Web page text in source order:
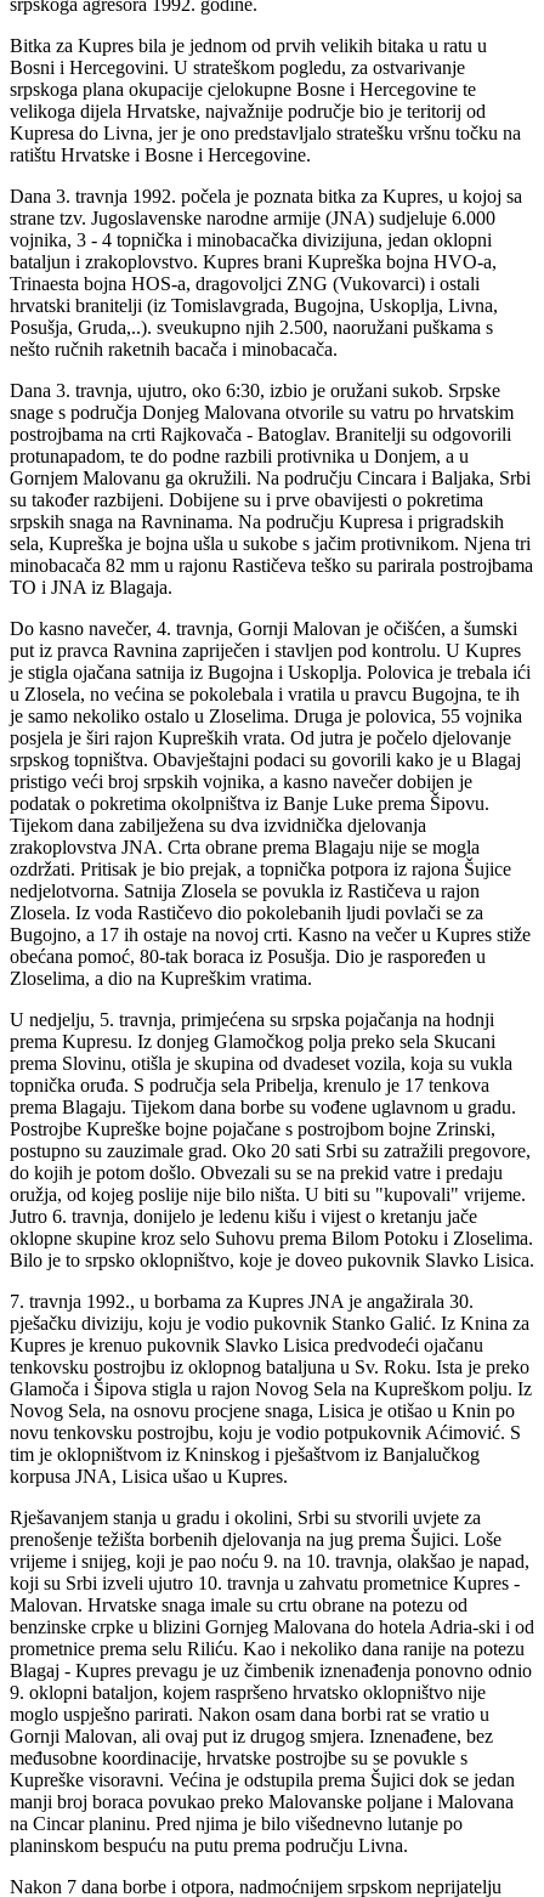
Bitka za Kupres bila je jednom od prvih velikih bitaka u ratu u
Bosni i Hercegovini. U strateškom pogledu, za ostvarivanje
srpskoga plana okupacije cjelokupne Bosne i Hercegovine te
velikoga dijela Hrvatske, najvažnije područje bio je teritorij od
Kupresa do Livna, jer je ono predstavljalo stratešku vršnu točku na
ratištu Hrvatske i Bosne i Hercegovine.
Dana 3. travnja 1992. počela je poznata bitka za Kupres, u kojoj sa
strane tzv. Jugoslavenske narodne armije (JNA) sudjeluje 6.000
vojnika, 3 - 4 topnička i minobacačka divizijuna, jedan oklopni
bataljun i zrakoplovstvo. Kupres brani Kupreška bojna HVO-a,
Trinaesta bojna HOS-a, dragovoljci ZNG (Vukovarci) i ostali
hrvatski branitelji (iz Tomislavgrada, Bugojna, Uskoplja, Livna,
Posušja, Gruda,..). sveukupno njih 2.500, naoružani puškama s
nešto ručnih raketnih bacača i minobacača.
Dana 3. travnja, ujutro, oko 6:30, izbio je oružani sukob. Srpske
snage s područja Donjeg Malovana otvorile su vatru po hrvatskim
postrojbama na crti Rajkovača - Batoglav. Branitelji su odgovorili
protunapadom, te do podne razbili protivnika u Donjem, a u
Gornjem Malovanu ga okružili. Na području Cincara i Baljaka, Srbi
su također razbijeni. Dobijene su i prve obavijesti o pokretima
srpskih snaga na Ravninama. Na području Kupresa i prigradskih
sela, Kupreška je bojna ušla u sukobe s jačim protivnikom. Njena tri
minobacača 82 mm u rajonu Rastičeva teško su parirala postrojbama
TO i JNA iz Blagaja.
Do kasno navečer, 4. travnja, Gornji Malovan je očišćen, a šumski
put iz pravca Ravnina zapriječen i stavljen pod kontrolu. U Kupres
je stigla ojačana satnija iz Bugojna i Uskoplja. Polovica je trebala ići
u Zlosela, no većina se pokolebala i vratila u pravcu Bugojna, te ih
je samo nekoliko ostalo u Zloselima. Druga je polovica, 55 vojnika
posjela je širi rajon Kupreških vrata. Od jutra je počelo djelovanje
srpskog topništva. Obavještajni podaci su govorili kako je u Blagaj
pristigo veći broj srpskih vojnika, a kasno navečer dobijen je
podatak o pokretima okolpništva iz Banje Luke prema Šipovu.
Tijekom dana zabilježena su dva izvidnička djelovanja
zrakoplovstva JNA. Crta obrane prema Blagaju nije se mogla
ozdržati. Pritisak je bio prejak, a topnička potpora iz rajona Šujice
nedjelotvorna. Satnija Zlosela se povukla iz Rastičeva u rajon
Zlosela. Iz voda Rastičevo dio pokolebanih ljudi povlači se za
Bugojno, a 17 ih ostaje na novoj crti. Kasno na večer u Kupres stiže
obećana pomoć, 80-tak boraca iz Posušja. Dio je raspoređen u
Zloselima, a dio na Kupreškim vratima.
U nedjelju, 5. travnja, primjećena su srpska pojačanja na hodnji
prema Kupresu. Iz donjeg Glamočkog polja preko sela Skucani
prema Slovinu, otišla je skupina od dvadeset vozila, koja su vukla
topnička oruđa. S područja sela Pribelja, krenulo je 17 tenkova
prema Blagaju. Tijekom dana borbe su vođene uglavnom u gradu.
Postrojbe Kupreške bojne pojačane s postrojbom bojne Zrinski,
postupno su zauzimale grad. Oko 20 sati Srbi su zatražili pregovore,
do kojih je potom došlo. Obvezali su se na prekid vatre i predaju
oružja, od kojeg poslije nije bilo ništa. U biti su "kupovali" vrijeme.
Jutro 6. travnja, donijelo je ledenu kišu i vijest o kretanju jače
oklopne skupine kroz selo Suhovu prema Bilom Potoku i Zloselima.
Bilo je to srpsko oklopništvo, koje je doveo pukovnik Slavko Lisica.
7. travnja 1992., u borbama za Kupres JNA je angažirala 30.
pješačku diviziju, koju je vodio pukovnik Stanko Galić. Iz Knina za
Kupres je krenuo pukovnik Slavko Lisica predvodeći ojačanu
tenkovsku postrojbu iz oklopnog bataljuna u Sv. Roku. Ista je preko
Glamoča i Šipova stigla u rajon Novog Sela na Kupreškom polju. Iz
Novog Sela, na osnovu procjene snaga, Lisica je otišao u Knin po
novu tenkovsku postrojbu, koju je vodio potpukovnik Aćimović. S
tim je oklopništvom iz Kninskog i pješaštvom iz Banjalučkog
korpusa JNA, Lisica ušao u Kupres.
Rješavanjem stanja u gradu i okolini, Srbi su stvorili uvjete za
prenošenje težišta borbenih djelovanja na jug prema Šujici. Loše
vrijeme i snijeg, koji je pao noću 9. na 10. travnja, olakšao je napad,
koji su Srbi izveli ujutro 10. travnja u zahvatu prometnice Kupres -
Malovan. Hrvatske snaga imale su crtu obrane na potezu od
benzinske crpke u blizini Gornjeg Malovana do hotela Adria-ski i od
prometnice prema selu Riliću. Kao i nekoliko dana ranije na potezu
Blagaj - Kupres prevagu je uz čimbenik iznenađenja ponovno odnio
9. oklopni bataljon, kojem raspršeno hrvatsko oklopništvo nije
moglo uspješno parirati. Nakon osam dana borbi rat se vratio u
Gornji Malovan, ali ovaj put iz drugog smjera. Iznenađene, bez
međusobne koordinacije, hrvatske postrojbe su se povukle s
Kupreške visoravni. Većina je odstupila prema Šujici dok se jedan
manji broj boraca povukao preko Malovanske poljane i Malovana
na Cincar planinu. Pred njima je bilo višednevno lutanje po
planinskom bespuću na putu prema području Livna.
Nakon 7 dana borbe i otpora, nadmoćnijem srpskom neprijatelju